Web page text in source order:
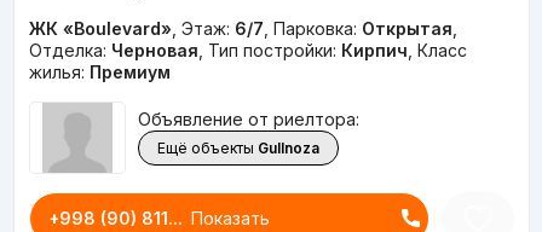
ЖК «Boulevard» Этаж: 6/7 Парковка: Открытая
Отделка: Черновая Тип постройки: Кирпич Класс
жилья: Премиум
Объявление от риелтора:
Ещё объекты Gullnoza
+998 (90) 811... Показать